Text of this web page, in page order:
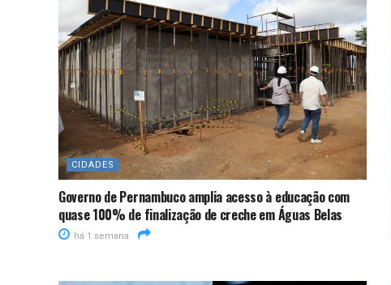
CIDADES
Governo de Pernambuco amplia acesso à educação com
quase 100% de finalização de creche em Águas Belas
há 1 semana